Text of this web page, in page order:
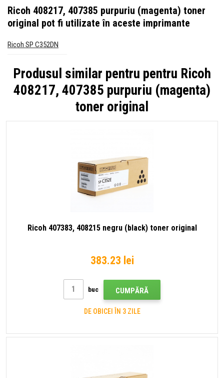
Ricoh 408217, 407385 purpuriu (magenta) toner
original pot fi utilizate în aceste imprimante
Ricoh SP C352DN
Produsul similar pentru pentru Ricoh
408217, 407385 purpuriu (magenta)
toner original
Ricoh 407383, 408215 negru (black) toner original
383.23 lei
buc CUMPĂRĂ
DE OBICEI ÎN 3 ZILE